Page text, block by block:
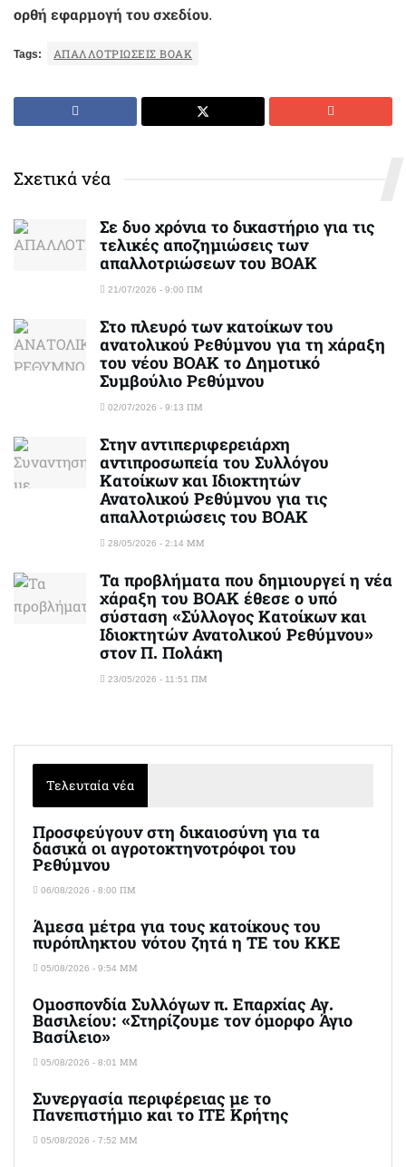
ορθή εφαρμογή του σχεδίου.
Tags: ΑΠΑΛΛΟΤΡΙΩΣΕΙΣ ΒΟΑΚ
Σχετικά νέα
Σε δυο χρόνια το δικαστήριο για τις
τελικές αποζημιώσεις των
απαλλοτριώσεων του ΒΟΑΚ
21/07/2026 - 9:00 ΠΜ
Στο πλευρό των κατοίκων του
ανατολικού Ρεθύμνου για τη χάραξη
του νέου ΒΟΑΚ το Δημοτικό
Συμβούλιο Ρεθύμνου
02/07/2026 - 9:13 ΠΜ
Στην αντιπεριφερειάρχη
αντιπροσωπεία του Συλλόγου
Κατοίκων και Ιδιοκτητών
Ανατολικού Ρεθύμνου για τις
απαλλοτριώσεις του ΒΟΑΚ
28/05/2026 - 2:14 ΜΜ
Τα προβλήματα που δημιουργεί η νέα
χάραξη του ΒΟΑΚ έθεσε ο υπό
σύσταση «Σύλλογος Κατοίκων και
Ιδιοκτητών Ανατολικού Ρεθύμνου»
στον Π. Πολάκη
23/05/2026 - 11:51 ΠΜ
Τελευταία νέα
Προσφεύγουν στη δικαιοσύνη για τα
δασικά οι αγροτοκτηνοτρόφοι του
Ρεθύμνου
06/08/2026 - 8:00 ΠΜ
Άμεσα μέτρα για τους κατοίκους του
πυρόπληκτου νότου ζητά η ΤΕ του ΚΚΕ
05/08/2026 - 9:54 ΜΜ
Ομοσπονδία Συλλόγων π. Επαρχίας Αγ.
Βασιλείου: «Στηρίζουμε τον όμορφο Άγιο
Βασίλειο»
05/08/2026 - 8:01 ΜΜ
Συνεργασία περιφέρειας με το
Πανεπιστήμιο και το ΙΤΕ Κρήτης
05/08/2026 - 7:52 ΜΜ